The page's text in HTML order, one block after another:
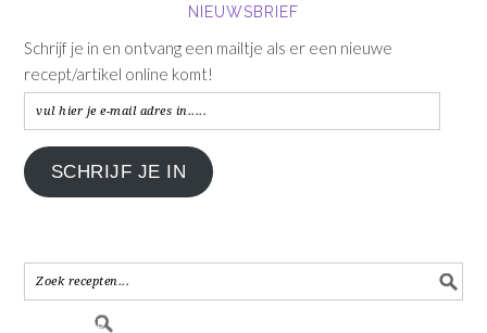
NIEUWSBRIEF
Schrijf je in en ontvang een mailtje als er een nieuwe
recept/artikel online komt!
vul
hier
je
e-
in.....
SCHRIJF JE IN